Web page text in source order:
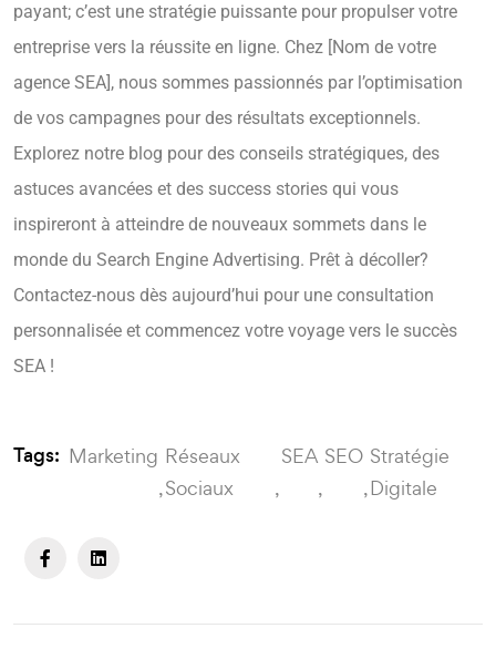
payant; c’est une stratégie puissante pour propulser votre
entreprise vers la réussite en ligne. Chez [Nom de votre
agence SEA], nous sommes passionnés par l’optimisation
de vos campagnes pour des résultats exceptionnels.
Explorez notre blog pour des conseils stratégiques, des
astuces avancées et des success stories qui vous
inspireront à atteindre de nouveaux sommets dans le
monde du Search Engine Advertising. Prêt à décoller?
Contactez-nous dès aujourd’hui pour une consultation
personnalisée et commencez votre voyage vers le succès
SEA !
Tags: Marketing Réseaux
Sociaux
SEA SEO Stratégie
Digitale